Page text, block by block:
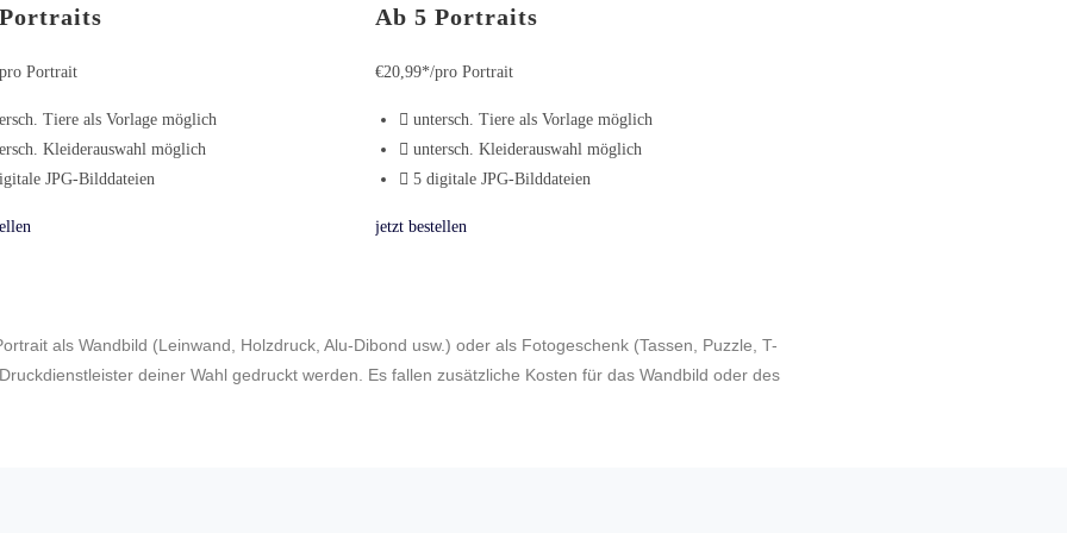
Portrait
Tiere als Vorlage möglich
Kleiderauswahl möglich
JPG-Bilddateien
Ab 5 Portraits
€20,99*/pro Portrait
untersch. Tiere als Vorlage möglich
untersch. Kleiderauswahl möglich
5 digitale JPG-Bilddateien
jetzt bestellen
als Wandbild (Leinwand, Holzdruck, Alu-Dibond usw.) oder als Fotogeschenk (Tassen, Puzzle, T-
deiner Wahl gedruckt werden. Es fallen zusätzliche Kosten für das Wandbild oder des